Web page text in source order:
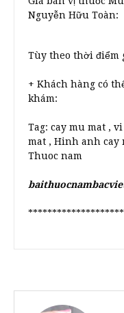
Nguyễn Hữu Toàn:
Tùy theo thời điểm
+ Khách hàng có
khám:
Tag: cay mu mat ,
mat , Hinh anh cay
Thuoc nam